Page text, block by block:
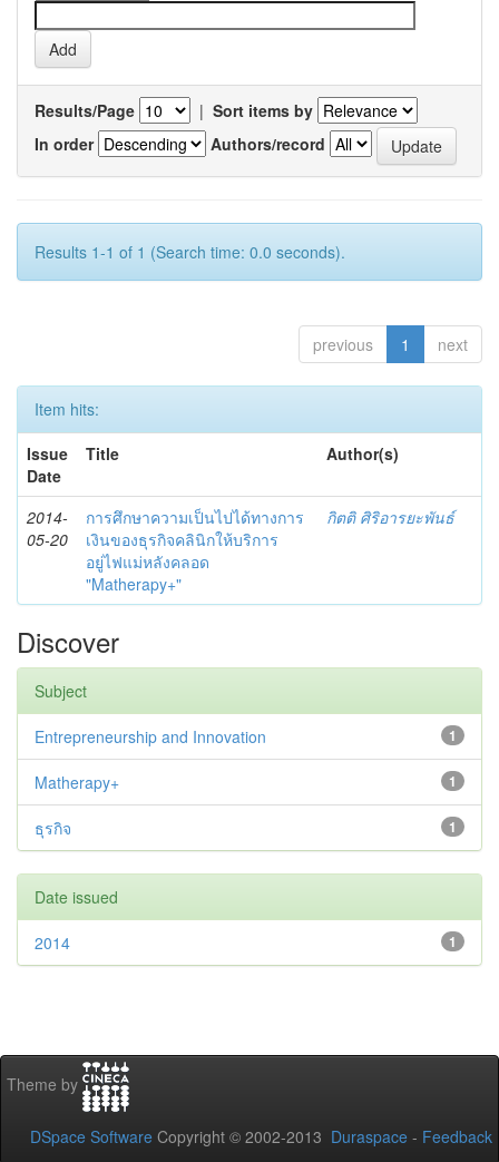
Results/Page | Sort items by
In order
Authors/record
Results 1-1 of 1 (Search time: 0.0 seconds).
previous 1 next
Item hits:
Issue
Date
Title Author(s)
2014-
05-20
การศึกษาความเป็นไปได้ทางการ
เงินของธุรกิจคลินิกให้บริการ
อยู่ไฟแม่หลังคลอด
"Matherapy+"
กิตติ ศิริอารยะพันธ์
Discover
Subject
1
Entrepreneurship and Innovation
1
Matherapy+
1
ธุรกิจ
Date issued
1
2014
Theme by
DSpace Software Copyright © 2002-2013 Duraspace - Feedback